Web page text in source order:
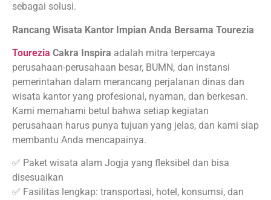
sebagai solusi.
Rancang Wisata Kantor Impian Anda Bersama Tourezia
Tourezia Cakra Inspira adalah mitra terpercaya
perusahaan-perusahaan besar, BUMN, dan instansi
pemerintahan dalam merancang perjalanan dinas dan
wisata kantor yang profesional, nyaman, dan berkesan.
Kami memahami betul bahwa setiap kegiatan
perusahaan harus punya tujuan yang jelas, dan kami siap
membantu Anda mencapainya.
✅ Paket wisata alam Jogja yang fleksibel dan bisa
disesuaikan
✅ Fasilitas lengkap: transportasi, hotel, konsumsi, dan